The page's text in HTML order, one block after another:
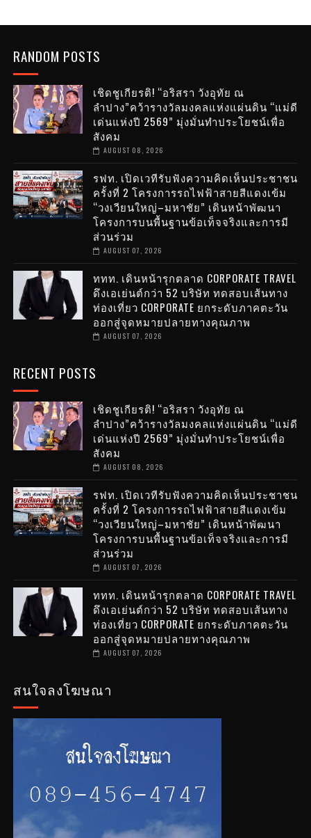
RANDOM POSTS
เชิดชูเกียรติ! “อริสรา วังอุทัย ณ
ลำปาง”คว้ารางวัลมงคลแห่งแผ่นดิน “แม่ดี
เด่นแห่งปี 2569” มุ่งมั่นทำประโยชน์เพื่อ
สังคม
AUGUST 08, 2026
รฟท. เปิดเวทีรับฟังความคิดเห็นประชาชน
ครั้งที่ 2 โครงการรถไฟฟ้าสายสีแดงเข้ม
“วงเวียนใหญ่–มหาชัย” เดินหน้าพัฒนา
โครงการบนพื้นฐานข้อเท็จจริงและการมี
ส่วนร่วม
AUGUST 07, 2026
ททท. เดินหน้ารุกตลาด CORPORATE TRAVEL
ดึงเอเย่นต์กว่า 52 บริษัท ทดสอบเส้นทาง
ท่องเที่ยว CORPORATE ยกระดับภาคตะวัน
ออกสู่จุดหมายปลายทางคุณภาพ
AUGUST 07, 2026
RECENT POSTS
เชิดชูเกียรติ! “อริสรา วังอุทัย ณ
ลำปาง”คว้ารางวัลมงคลแห่งแผ่นดิน “แม่ดี
เด่นแห่งปี 2569” มุ่งมั่นทำประโยชน์เพื่อ
สังคม
AUGUST 08, 2026
รฟท. เปิดเวทีรับฟังความคิดเห็นประชาชน
ครั้งที่ 2 โครงการรถไฟฟ้าสายสีแดงเข้ม
“วงเวียนใหญ่–มหาชัย” เดินหน้าพัฒนา
โครงการบนพื้นฐานข้อเท็จจริงและการมี
ส่วนร่วม
AUGUST 07, 2026
ททท. เดินหน้ารุกตลาด CORPORATE TRAVEL
ดึงเอเย่นต์กว่า 52 บริษัท ทดสอบเส้นทาง
ท่องเที่ยว CORPORATE ยกระดับภาคตะวัน
ออกสู่จุดหมายปลายทางคุณภาพ
AUGUST 07, 2026
สนใจลงโฆษณา